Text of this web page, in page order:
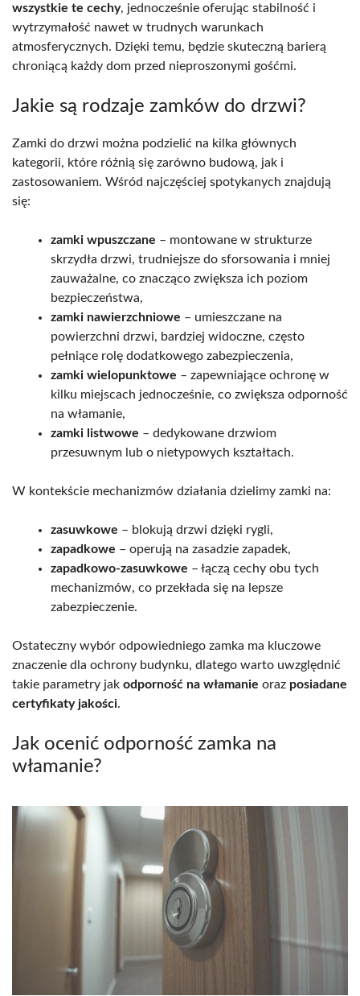
wszystkie te cechy, jednocześnie oferując stabilność i
wytrzymałość nawet w trudnych warunkach
atmosferycznych. Dzięki temu, będzie skuteczną barierą
chroniącą każdy dom przed nieproszonymi gośćmi.
Jakie są rodzaje zamków do drzwi?
Zamki do drzwi można podzielić na kilka głównych
kategorii, które różnią się zarówno budową, jak i
zastosowaniem. Wśród najczęściej spotykanych znajdują
się:
zamki wpuszczane – montowane w strukturze
skrzydła drzwi, trudniejsze do sforsowania i mniej
zauważalne, co znacząco zwiększa ich poziom
bezpieczeństwa,
zamki nawierzchniowe – umieszczane na
powierzchni drzwi, bardziej widoczne, często
pełniące rolę dodatkowego zabezpieczenia,
zamki wielopunktowe – zapewniające ochronę w
kilku miejscach jednocześnie, co zwiększa odporność
na włamanie,
zamki listwowe – dedykowane drzwiom
przesuwnym lub o nietypowych kształtach.
W kontekście mechanizmów działania dzielimy zamki na:
zasuwkowe – blokują drzwi dzięki rygli,
zapadkowe – operują na zasadzie zapadek,
zapadkowo-zasuwkowe – łączą cechy obu tych
mechanizmów, co przekłada się na lepsze
zabezpieczenie.
Ostateczny wybór odpowiedniego zamka ma kluczowe
znaczenie dla ochrony budynku, dlatego warto uwzględnić
takie parametry jak odporność na włamanie oraz posiadane
certyfikaty jakości.
Jak ocenić odporność zamka na
włamanie?